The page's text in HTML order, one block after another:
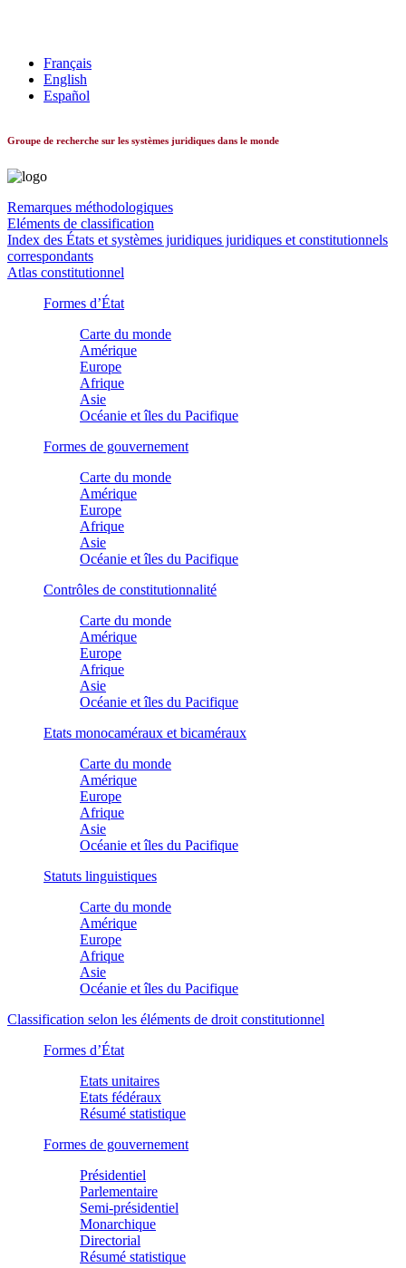
Français
English
Español
Groupe de recherche sur les systèmes juridiques dans le monde
Remarques méthodologiques
Eléments de classification
Index des États et systèmes juridiques juridiques et constitutionnels
correspondants
Atlas constitutionnel
Formes d’État
Carte du monde
Amérique
Europe
Afrique
Asie
Océanie et îles du Pacifique
Formes de gouvernement
Carte du monde
Amérique
Europe
Afrique
Asie
Océanie et îles du Pacifique
Contrôles de constitutionnalité
Carte du monde
Amérique
Europe
Afrique
Asie
Océanie et îles du Pacifique
Etats monocaméraux et bicaméraux
Carte du monde
Amérique
Europe
Afrique
Asie
Océanie et îles du Pacifique
Statuts linguistiques
Carte du monde
Amérique
Europe
Afrique
Asie
Océanie et îles du Pacifique
Classification selon les éléments de droit constitutionnel
Formes d’État
Etats unitaires
Etats fédéraux
Résumé statistique
Formes de gouvernement
Présidentiel
Parlementaire
Semi-présidentiel
Monarchique
Directorial
Résumé statistique